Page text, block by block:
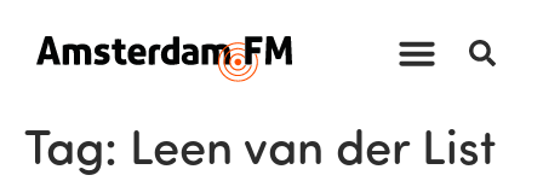
Tag: Leen van der List